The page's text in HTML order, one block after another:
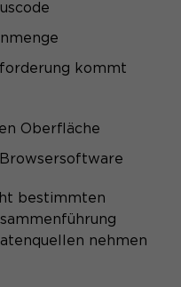
kommt
Oberfläche
bestimmten
nehmen